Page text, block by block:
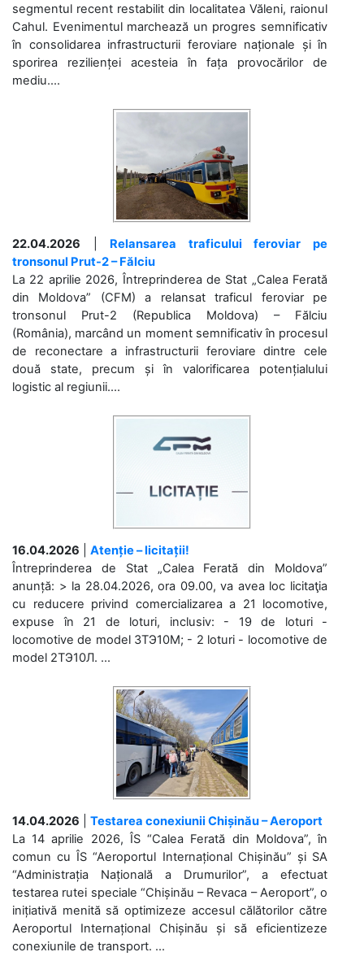
segmentul recent restabilit din localitatea Văleni, raionul
Cahul. Evenimentul marchează un progres semnificativ
în consolidarea infrastructurii feroviare naționale și în
sporirea rezilienței acesteia în fața provocărilor de
mediu....
22.04.2026
Relansarea traficului feroviar pe
tronsonul Prut-2 – Fălciu
La 22 aprilie 2026, Întreprinderea de Stat „Calea Ferată
din Moldova” (CFM) a relansat traficul feroviar pe
tronsonul Prut-2 (Republica Moldova) – Fălciu
(România), marcând un moment semnificativ în procesul
de reconectare a infrastructurii feroviare dintre cele
două state, precum și în valorificarea potențialului
logistic al regiunii....
16.04.2026
Atenție – licitații!
Întreprinderea de Stat „Calea Ferată din Moldova”
anunță: > la 28.04.2026, ora 09.00, va avea loc licitaţia
cu reducere privind comercializarea a 21 locomotive,
expuse în 21 de loturi, inclusiv: - 19 de loturi -
locomotive de model 3ТЭ10М; - 2 loturi - locomotive de
model 2ТЭ10Л. ...
14.04.2026
Testarea conexiunii Chișinău – Aeroport
La 14 aprilie 2026, ÎS “Calea Ferată din Moldova”, în
comun cu ÎS “Aeroportul Internațional Chișinău” și SA
“Administrația Națională a Drumurilor”, a efectuat
testarea rutei speciale “Chișinău – Revaca – Aeroport”, o
inițiativă menită să optimizeze accesul călătorilor către
Aeroportul Internațional Chișinău și să eficientizeze
conexiunile de transport. ...